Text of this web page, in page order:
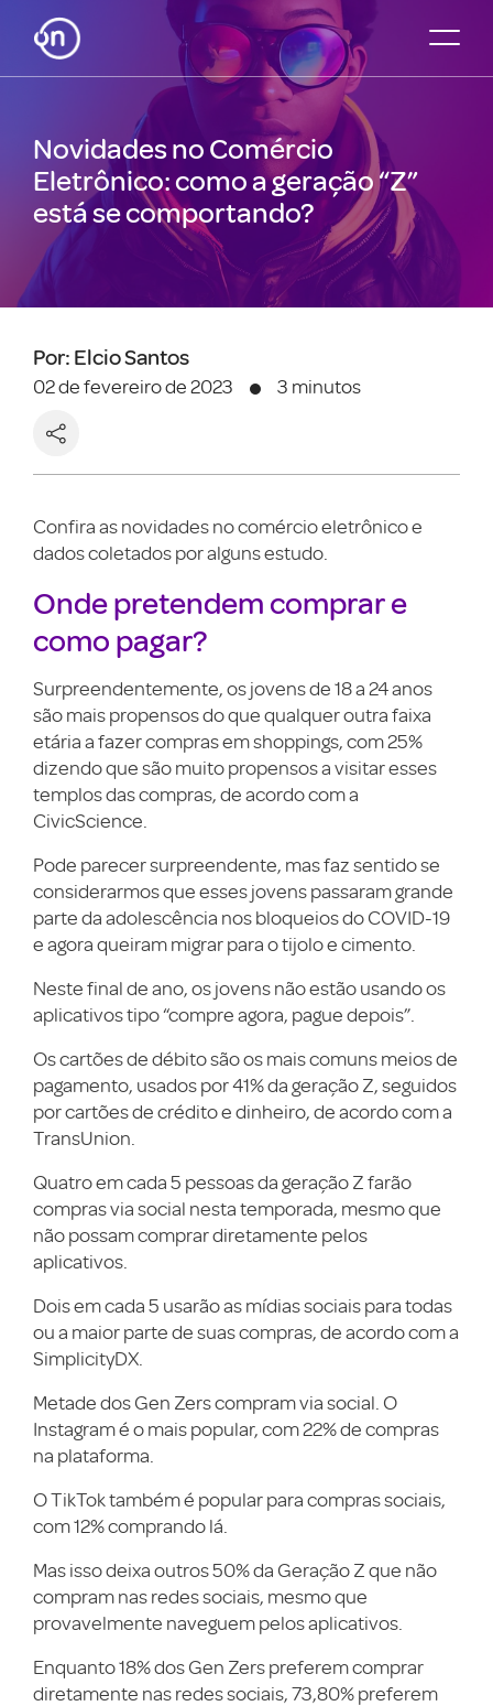
Novidades no Comércio
Eletrônico: como a geração “Z”
está se comportando?
Por: Elcio Santos
02 de fevereiro de 2023 3 minutos
Confira as novidades no comércio eletrônico e
dados coletados por alguns estudo.
Onde pretendem comprar e
como pagar?
Surpreendentemente, os jovens de 18 a 24 anos
são mais propensos do que qualquer outra faixa
etária a fazer compras em shoppings, com 25%
dizendo que são muito propensos a visitar esses
templos das compras, de acordo com a
CivicScience.
Pode parecer surpreendente, mas faz sentido se
considerarmos que esses jovens passaram grande
parte da adolescência nos bloqueios do COVID-19
e agora queiram migrar para o tijolo e cimento.
Neste final de ano, os jovens não estão usando os
aplicativos tipo “compre agora, pague depois”.
Os cartões de débito são os mais comuns meios de
pagamento, usados ​​por 41% da geração Z, seguidos
por cartões de crédito e dinheiro, de acordo com a
TransUnion.
Quatro em cada 5 pessoas da geração Z farão
compras via social nesta temporada, mesmo que
não possam comprar diretamente pelos
aplicativos.
Dois em cada 5 usarão as mídias sociais para todas
ou a maior parte de suas compras, de acordo com a
SimplicityDX.
Metade dos Gen Zers compram via social. O
Instagram é o mais popular, com 22% de compras
na plataforma.
O TikTok também é popular para compras sociais,
com 12% comprando lá.
Mas isso deixa outros 50% da Geração Z que não
compram nas redes sociais, mesmo que
provavelmente naveguem pelos aplicativos.
Enquanto 18% dos Gen Zers preferem comprar
diretamente nas redes sociais, 73,80% preferem